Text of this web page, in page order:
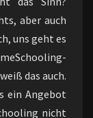
aber auch
uns geht es
das auch.
ein Angebot
nicht